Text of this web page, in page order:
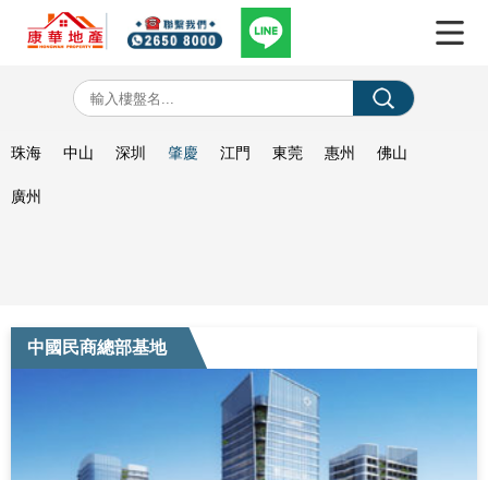
珠海 中山 深圳 肇慶 江門 東莞 惠州 佛山
廣州
中國民商總部基地